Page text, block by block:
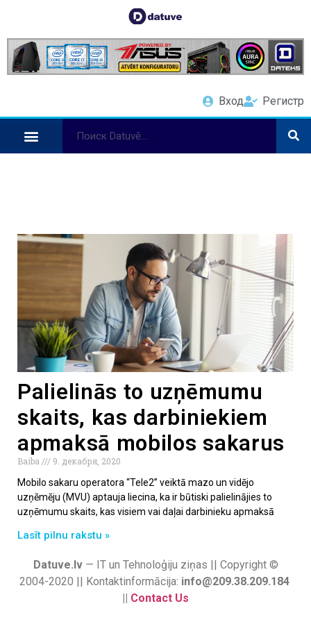
Вход Регистр
Palielinās to uzņēmumu
skaits, kas darbiniekiem
apmaksā mobilos sakarus
Baiba
9. декабря, 2020
Mobilo sakaru operatora “Tele2” veiktā mazo un vidējo
uzņēmēju (MVU) aptauja liecina, ka ir būtiski palielinājies to
uzņēmumu skaits, kas visiem vai daļai darbinieku apmaksā
Lasīt pilnu rakstu »
Datuve.lv— IT un Tehnoloģiju ziņas || Copyright ©
2004-2020 || Kontaktinformācija: info@209.38.209.184
|| Contact Us